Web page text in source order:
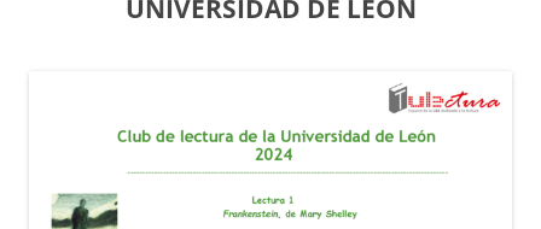
UNIVERSIDAD DE LEÓN